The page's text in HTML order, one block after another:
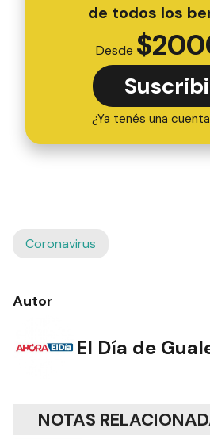
de todos los
Desde $
¿Ya tenés una
Coronavirus
Autor
El Día de
NOTAS